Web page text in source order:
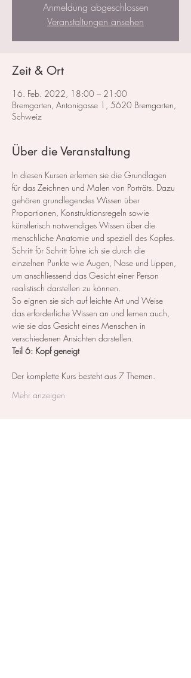
Anmeldung abgeschlossen
Veranstaltungen ansehen
Zeit & Ort
16. Feb. 2022, 18:00 – 21:00
Bremgarten, Antonigasse 1, 5620 Bremgarten,
Schweiz
Über die Veranstaltung
In diesen Kursen erlernen sie die Grundlagen
für das Zeichnen und Malen von Porträts. Dazu
gehören grundlegendes Wissen über
Proportionen, Konstruktionsregeln sowie
künstlerisch notwendiges Wissen über die
menschliche Anatomie und speziell des Kopfes.
Schritt für Schritt führe ich sie durch die
einzelnen Punkte wie Augen, Nase und Lippen,
um anschliessend das Gesicht einer Person
realistisch darstellen zu können.
So eignen sie sich auf leichte Art und Weise
das erforderliche Wissen an und lernen auch,
wie sie das Gesicht eines Menschen in
verschiedenen Ansichten darstellen.
Teil 6: Kopf geneigt
Der komplette Kurs besteht aus 7 Themen. ​
Mehr anzeigen